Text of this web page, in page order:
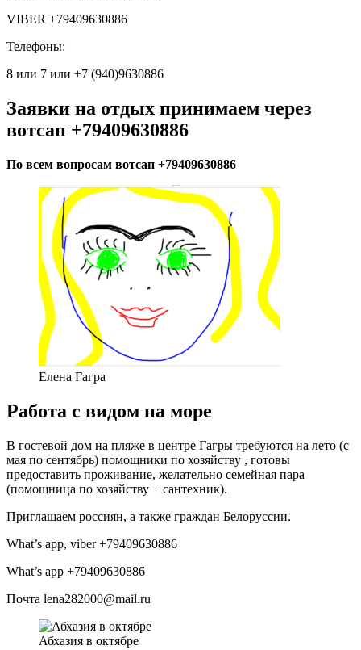
VIBER +79409630886
Телефоны:
8 или 7 или +7 (940)9630886
Заявки на отдых принимаем через
вотсап +79409630886
По всем вопросам вотсап +79409630886
Елена Гагра
Работа с видом на море
В гостевой дом на пляже в центре Гагры требуются на лето (с
мая по сентябрь) помощники по хозяйству , готовы
предоставить проживание, желательно семейная пара
(помощница по хозяйству + сантехник).
Приглашаем россиян, а также граждан Белоруссии.
What’s app, viber +79409630886
What’s app +79409630886
Почта lena282000@mail.ru
Абхазия в октябре